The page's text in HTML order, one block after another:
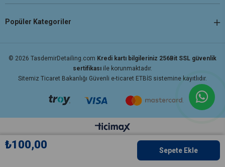
₺100,00
Popüler Kategoriler
© 2026 TasdemirDetailing.com Kredi kartı bilgileriniz 256Bit SSL güvenlik
sertifikası ile korunmaktadır.
Sitemiz Ticaret Bakanlığı Güvenli e-ticaret ETBİS sistemine kayıtlıdır.